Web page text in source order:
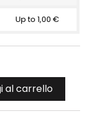
Up to 1,00 €
al carrello